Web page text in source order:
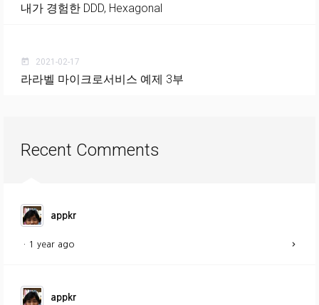
내가 경험한 DDD, Hexagonal
today 2021-02-17
라라벨 마이크로서비스 예제 3부
Recent Comments
appkr
· 1 year ago
appkr